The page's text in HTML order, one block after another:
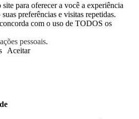
para oferecer a você a experiência
preferências e visitas repetidas.
com o uso de TODOS os
pessoais.
Aceitar